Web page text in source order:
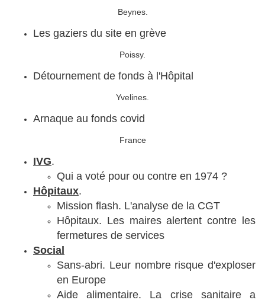
Beynes.
Les gaziers du site en grève
Poissy.
Détournement de fonds à l'Hôpital
Yvelines.
Arnaque au fonds covid
France
IVG.
Qui a voté pour ou contre en 1974 ?
Hôpitaux.
Mission flash. L'analyse de la CGT
Hôpitaux. Les maires alertent contre les
fermetures de services
Social
Sans-abri. Leur nombre risque d'exploser
en Europe
Aide alimentaire. La crise sanitaire a